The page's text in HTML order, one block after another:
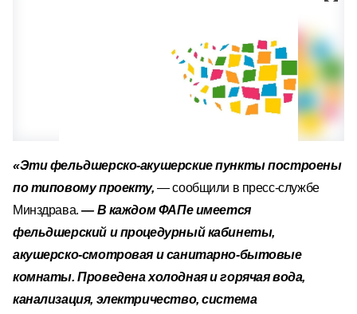
«Эти фельдшерско-акушерские пункты построены
по типовому проекту, — сообщили в пресс-службе
Минздрава.— В каждом ФАПе имеется
фельдшерский и процедурный кабинеты,
акушерско-смотровая и санитарно-бытовые
комнаты. Проведена холодная и горячая вода,
канализация, электричество, система